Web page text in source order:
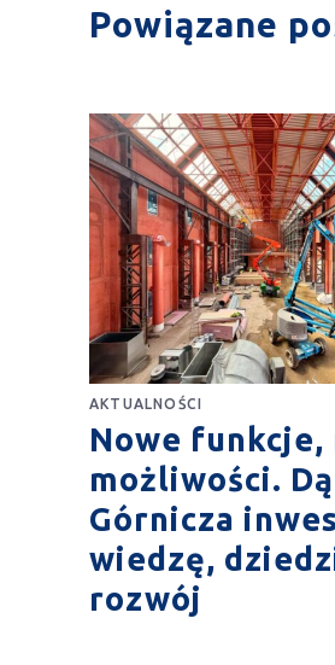
Powiązane
AKTUALNOŚCI
Nowe funkcje,
możliwości.
Górnicza
wiedzę,
rozwój